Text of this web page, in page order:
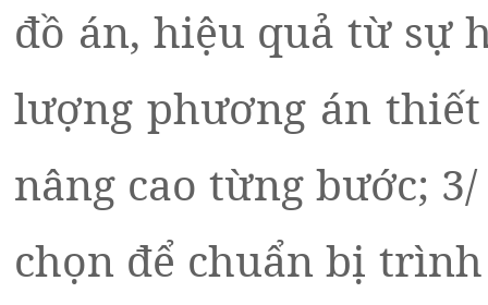
đồ án, hiệu quả từ sự
lượng phương án
nâng cao từng bước;
chọn để chuẩn bị